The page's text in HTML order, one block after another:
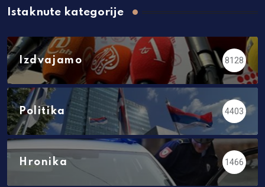
Istaknute kategorije
Izdvajamo 8128
Politika 4403
Hronika 1466